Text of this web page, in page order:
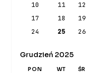
10
11 12
17
18 19
24
25 26
Grudzień 2025
PON WT ŚR